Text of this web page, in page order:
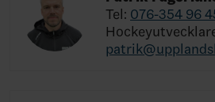
Tel: 076-354 96